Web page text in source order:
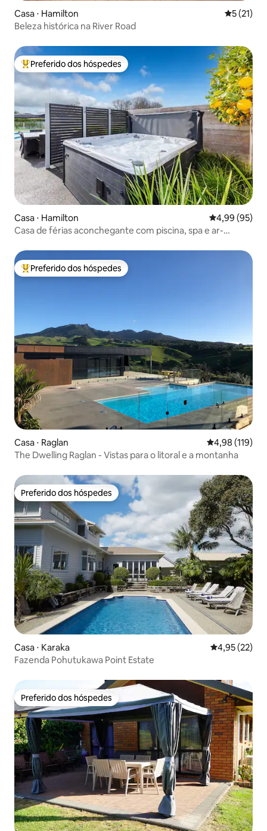
Casa ⋅ Hamilton 5 de uma
5 (21)
Beleza histórica na River Road
Entre os melhores preferidos dos hóspedes
Preferido dos hóspedes
Casa ⋅ Hamilton 4,99 de uma
4,99 (95)
Casa de férias aconchegante com piscina, spa e ar-
Entre os melhores preferidos dos hóspedes
Preferido dos hóspedes
Casa ⋅ Raglan 4,98 de uma
4,98 (119)
The Dwelling Raglan - Vistas para o litoral e a montanha
Preferido dos hóspedes
Preferido dos hóspedes
Casa ⋅ Karaka 4,95 de uma
4,95 (22)
Fazenda Pohutukawa Point Estate
Preferido dos hóspedes
Preferido dos hóspedes